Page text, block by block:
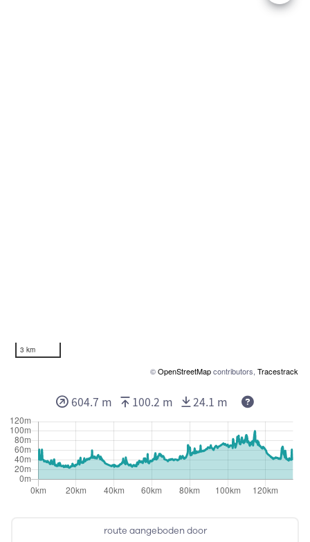
3 km
©OpenStreetMapcontributors, Tracestrack
route aangeboden door
604.7 m 100.2 m 24.1 m